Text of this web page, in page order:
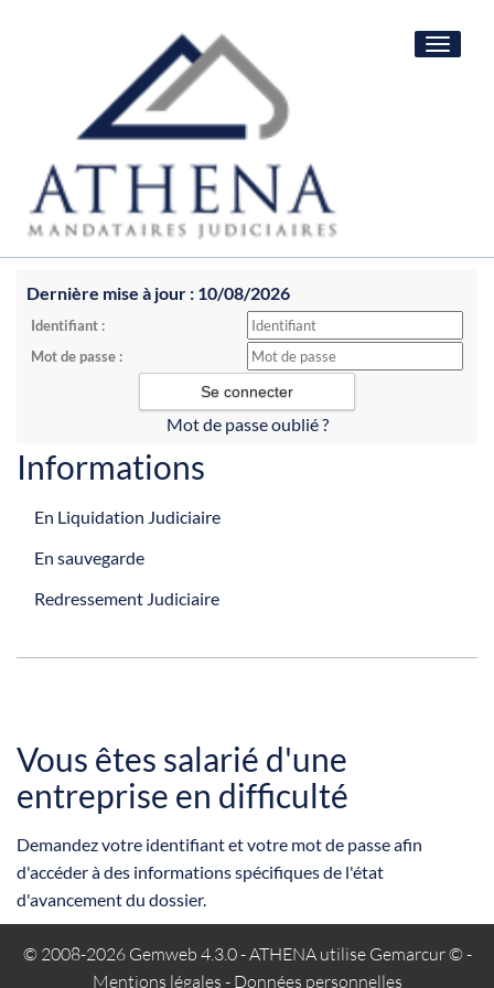
Toggle
Dernière mise à jour : 10/08/2026
Identifiant :
Mot de passe :
Mot de passe oublié ?
Informations
En Liquidation Judiciaire
En sauvegarde
Redressement Judiciaire
Vous êtes salarié d'une
entreprise en difficulté
Demandez votre identifiant et votre mot de passe afin
d'accéder à des informations spécifiques de l'état
d'avancement du dossier.
© 2008-2026 Gemweb 4.3.0- ATHENA utilise Gemarcur ©-
Mentions légales - Données personnelles